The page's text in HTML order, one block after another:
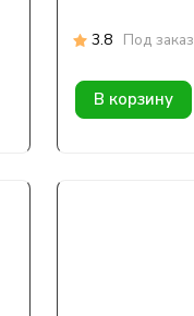
3.8 Под заказ
В корзину